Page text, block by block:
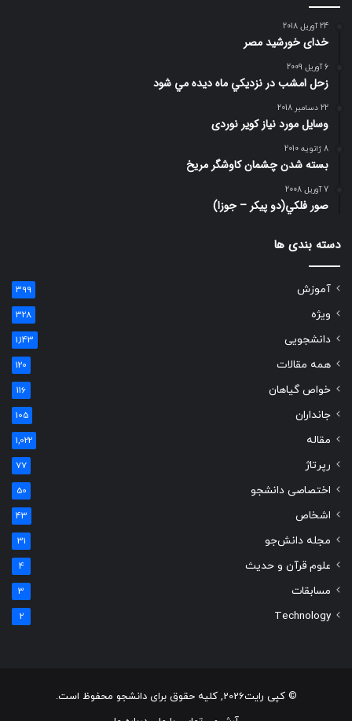
24 آوریل 2018
خدای خورشید مصر
6 آوریل 2009
زحل امشب در نزديكي ماه ديده مي شود
22 دسامبر 2018
وسایل مورد نیاز کویر نوردی
8 ژانویه 2010
بسته شدن چشمان کاوشگر مريخ
7 آوریل 2008
صور فلكي(دو پیکر – جوزا)
دسته بندی ها
آموزش 399
ویژه 328
دانشجویی 1,143
همه مقالات 120
خواص گیاهان 116
جانداران 105
مقاله 1,022
رپرتاژ 77
اختصاصی دانشجو 50
اشخاص 43
مجله دانش‌جو 31
علوم قرآن و حدیث 4
مسابقات 3
Technology
2
© کپی رایت2026, کلیه حقوق برای دانشجو محفوظ است.